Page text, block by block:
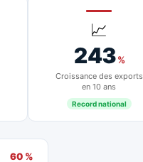
📈
243%
Croissance des exports
en 10 ans
Record national
60 %